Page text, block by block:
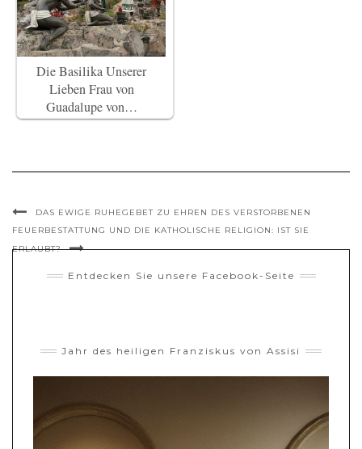
Die Basilika Unserer
Lieben Frau von
Guadalupe von…
DAS EWIGE RUHEGEBET ZU EHREN DES VERSTORBENEN
FEUERBESTATTUNG UND DIE KATHOLISCHE RELIGION: IST SIE
ERLAUBT?
Entdecken Sie unsere Facebook-Seite
Jahr des heiligen Franziskus von Assisi